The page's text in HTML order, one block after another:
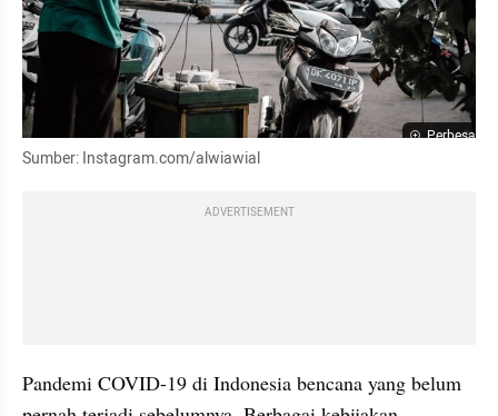
Perbesar
Sumber: Instagram.com/alwiawial
ADVERTISEMENT
Pandemi COVID-19 di Indonesia bencana yang belum